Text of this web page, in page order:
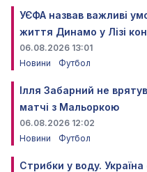
УЄФА назвав важливі
життя Динамо у Лізі
06.08.2026 13:01
Новини
Футбол
Ілля Забарний не
матчі з Мальоркою
06.08.2026 12:02
Новини
Футбол
Стрибки у воду.